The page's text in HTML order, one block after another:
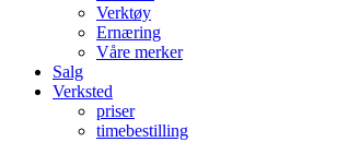
Verktøy
Ernæring
Våre merker
Salg
Verksted
priser
timebestilling